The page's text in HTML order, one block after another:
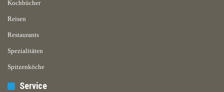
Kochbücher
Reisen
Restaurants
Spezialitäten
Spitzenköche
Service